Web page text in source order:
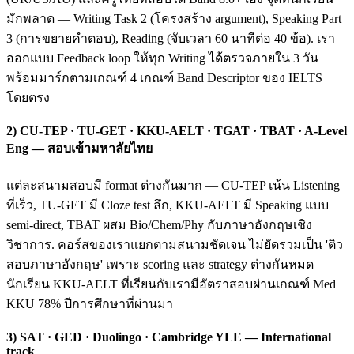
มักพลาด — Writing Task 2 (โครงสร้าง argument), Speaking Part
3 (การขยายคำตอบ), Reading (จับเวลา 60 นาทีต่อ 40 ข้อ). เรา
ออกแบบ Feedback loop ให้ทุก Writing ได้ตรวจภายใน 3 วัน
พร้อมมาร์กตามเกณฑ์ 4 เกณฑ์ Band Descriptor ของ IELTS
โดยตรง
2) CU-TEP · TU-GET · KKU-AELT · TGAT · TBAT · A-Level
Eng — สอบเข้ามหาลัยไทย
แต่ละสนามสอบมี format ต่างกันมาก — CU-TEP เน้น Listening
ที่เร็ว, TU-GET มี Cloze test ลึก, KKU-AELT มี Speaking แบบ
semi-direct, TBAT ผสม Bio/Chem/Phy กับภาษาอังกฤษเชิง
วิชาการ. คอร์สของเราแยกตามสนามชัดเจน ไม่ยัดรวมเป็น 'ติว
สอบภาษาอังกฤษ' เพราะ scoring และ strategy ต่างกันหมด
นักเรียน KKU-AELT ที่เรียนกับเรามีอัตราสอบผ่านเกณฑ์ Med
KKU 78% ปีการศึกษาที่ผ่านมา
3) SAT · GED · Duolingo · Cambridge YLE — International
track